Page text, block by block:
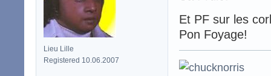
Lieu Lille
Registered 10.06.2007
Et PF sur les
Pon Foyage!